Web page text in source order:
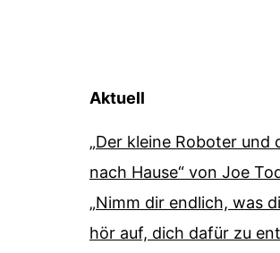
Aktuell
„Der kleine Roboter und
nach Hause“ von Joe
„Nimm dir endlich, was
hör auf, dich dafür zu